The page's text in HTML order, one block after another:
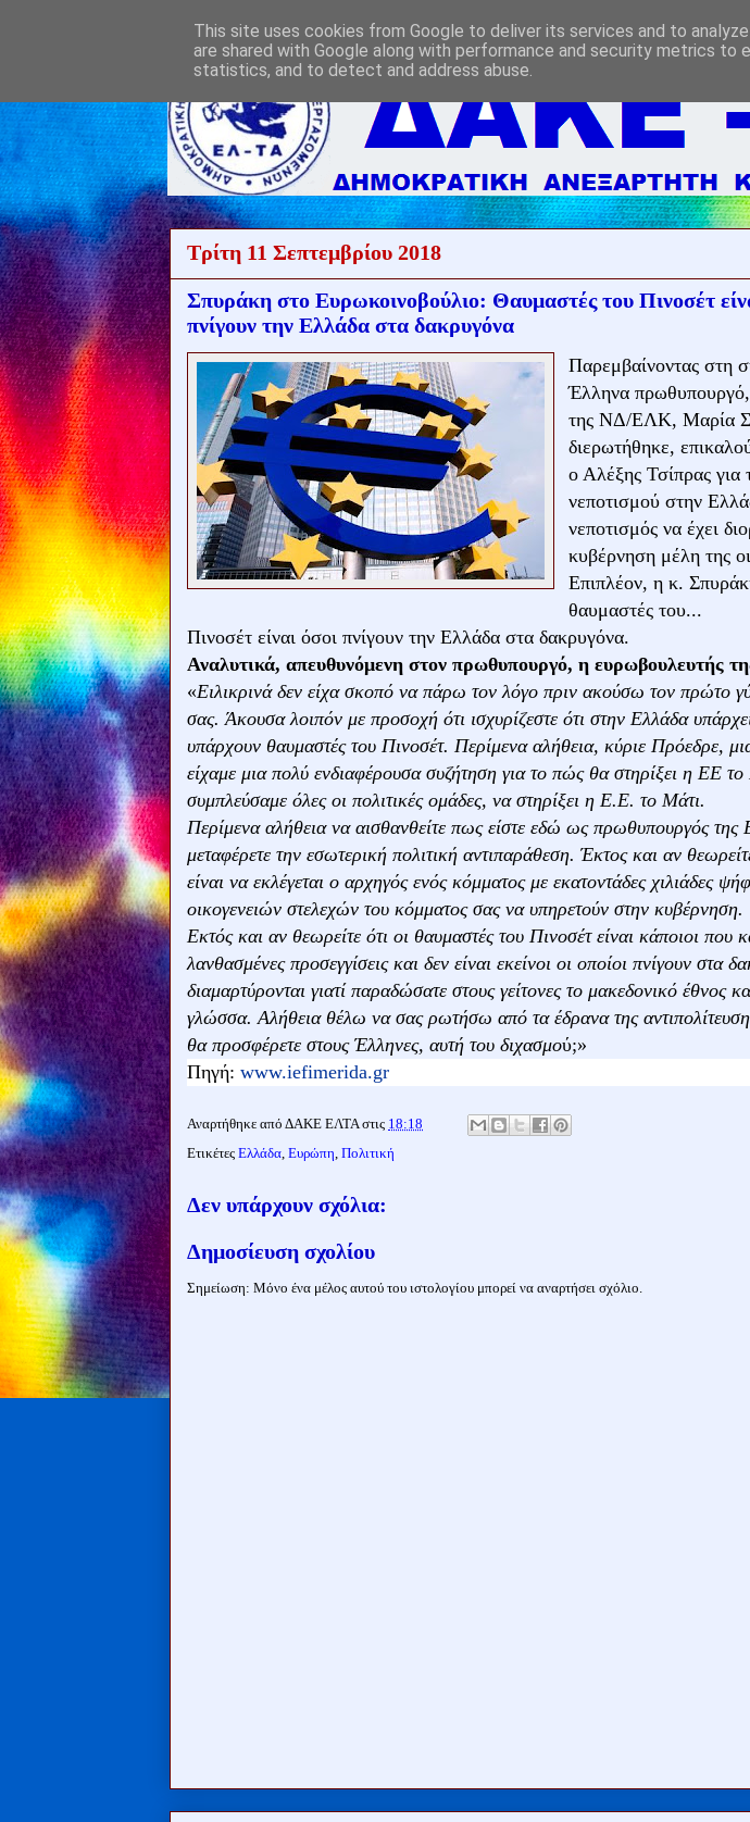
Τρίτη 11 Σεπτεμβρίου 2018
Σπυράκη στο Ευρωκοινοβούλιο: Θαυμαστές του Πινοσέτ
πνίγουν την Ελλάδα στα δακρυγόνα
Παρεμβαίνοντας στη
Έλληνα
της ΝΔ/ΕΛΚ, Μαρία
διερωτήθηκε,
ο Αλέξης Τσίπρας για
νεποτισμού στην
νεποτισμός να έχει
κυβέρνηση μέλη της
Επιπλέον, η κ.
θαυμαστές του...
Πινοσέτ είναι όσοι πνίγουν την Ελλάδα στα δακρυγόνα.
Αναλυτικά, απευθυνόμενη στον πρωθυπουργό, η ευρωβουλευτής
«Ειλικρινά δεν είχα σκοπό να πάρω τον λόγο πριν ακούσω τον πρώτο
σας. Άκουσα λοιπόν με προσοχή ότι ισχυρίζεστε ότι στην Ελλάδα
υπάρχουν θαυμαστές του Πινοσέτ. Περίμενα αλήθεια, κύριε Πρόεδρε,
είχαμε μια πολύ ενδιαφέρουσα συζήτηση για το πώς θα στηρίξει η ΕΕ
συμπλεύσαμε όλες οι πολιτικές ομάδες, να στηρίξει η Ε.Ε. το Μάτι.
Περίμενα αλήθεια να αισθανθείτε πως είστε εδώ ως πρωθυπουργός της
μεταφέρετε την εσωτερική πολιτική αντιπαράθεση. Έκτος και αν
είναι να εκλέγεται ο αρχηγός ενός κόμματος με εκατοντάδες χιλιάδες
οικογενειών στελεχών του κόμματος σας να υπηρετούν στην κυβέρνηση.
Εκτός και αν θεωρείτε ότι οι θαυμαστές του Πινοσέτ είναι κάποιοι που
λανθασμένες προσεγγίσεις και δεν είναι εκείνοι οι οποίοι πνίγουν στα
διαμαρτύρονται γιατί παραδώσατε στους γείτονες το μακεδονικό έθνος
γλώσσα. Αλήθεια θέλω να σας ρωτήσω από τα έδρανα της
θα προσφέρετε στους Έλληνες, αυτή του διχασμού;»
Πηγή: www.iefimerida.gr
Αναρτήθηκε από ΔΑΚΕ ΕΛΤΑ στις 18:18
Ετικέτες Ελλάδα, Ευρώπη, Πολιτική
Δεν υπάρχουν σχόλια:
Δημοσίευση σχολίου
Σημείωση: Μόνο ένα μέλος αυτού του ιστολογίου μπορεί να αναρτήσει σχόλιο.
This site uses cookies from Google to deliver its services and to
are shared with Google along with performance and security metrics to
statistics, and to detect and address abuse.